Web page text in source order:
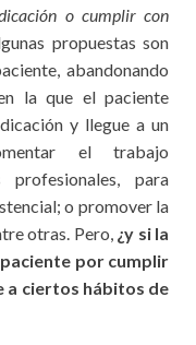
o cumplir con
propuestas son
abandonando
la que el paciente
y llegue a un
el trabajo
para
o promover la
otras. Pero, ¿y si la
por cumplir
a ciertos hábitos de